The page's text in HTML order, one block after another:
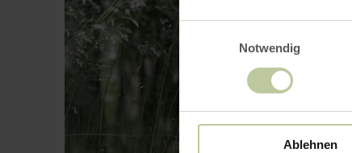
Notwendig
Ablehnen